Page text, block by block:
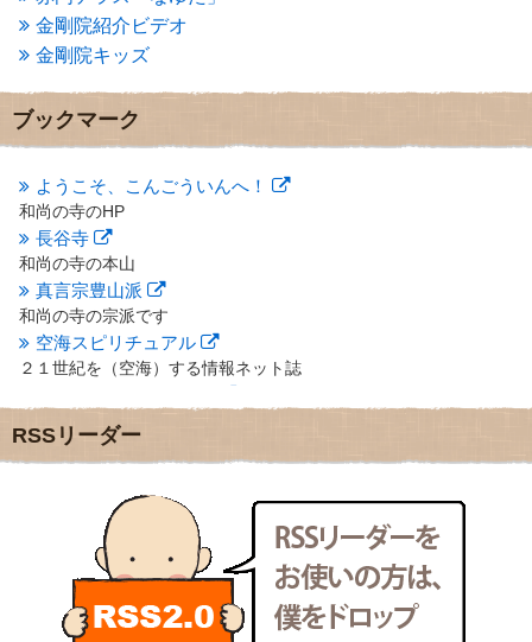
2013年2月(6)
2013年1月(6)
2012年12月(7)
2012年10月(5)
2012年9月
(8)
2012年7月
(10)
2012年6月(14)
2012年5月
2012年4月(16)
2012年3月 (17)
2012年2月(20)
2012年1月(25)
2011年12月(22)
2011年11月(28)
2011年10月(31)
2011年9月(24)
2011年8月(21)
2011年6月(13)
2011年5月
2011年4月
(17)
2011年3月(15)
2011年2月(22)
2011年1月(22)
金剛院紹介ビデオ
金剛院キッズ
ブックマーク
ようこそ、こんごういんへ！
和尚の寺のHP
長谷寺
和尚の寺の本山
真言宗豊山派
和尚の寺の宗派です
空海スピリチュアル
２１世紀を（空海）する情報ネット誌
地域のライターさんです
小豆島 圓満寺
新聞屋の道具箱
新聞社で使われる用語の解説など
makotoさんの御符内巡礼記
東京の巡礼記です
POLYHEDON
いろいろなことが書いてあるよ
RSSリーダー